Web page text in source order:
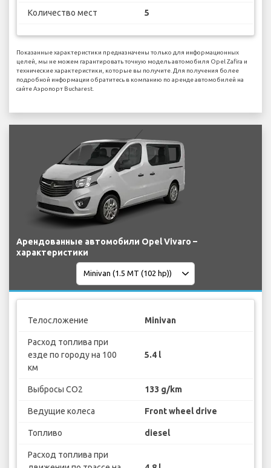
Количество мест 5
Показанные характеристики предназначены только для информационных
целей, мы не можем гарантировать точную модель автомобиля Opel Zafira и
технические характеристики, которые вы получите. Для получения более
подробной информации обратитесь в компанию по аренде автомобилей на
сайте Аэропорт Bucharest.
Арендованные автомобили Opel Vivaro –
характеристики
Телосложение Minivan
Расход топлива при
езде по городу на 100
км
5.4 l
Выбросы CO2 133 g/km
Ведущие колеса Front wheel drive
Топливо diesel
Расход топлива при